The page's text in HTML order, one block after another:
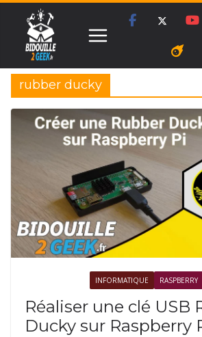
contenu
rubber ducky
INFORMATIQUE RASPBERRY
Réaliser une clé USB
Ducky sur Raspberry